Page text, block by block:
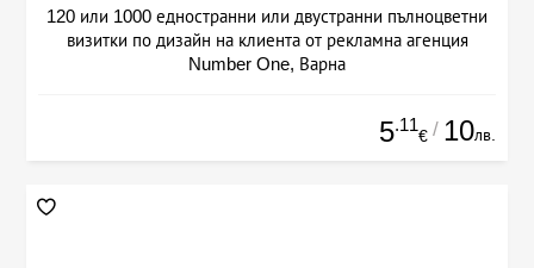
120 или 1000 едностранни или двустранни пълноцветни
визитки по дизайн на клиента от рекламна агенция
Number One, Варна
5.11
€ / 10лв.